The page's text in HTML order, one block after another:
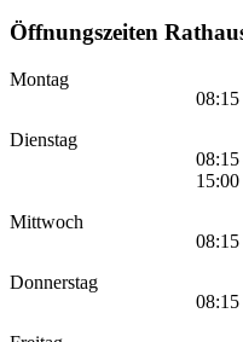
Öffnungszeiten
Montag
Dienstag
Mittwoch
Donnerstag